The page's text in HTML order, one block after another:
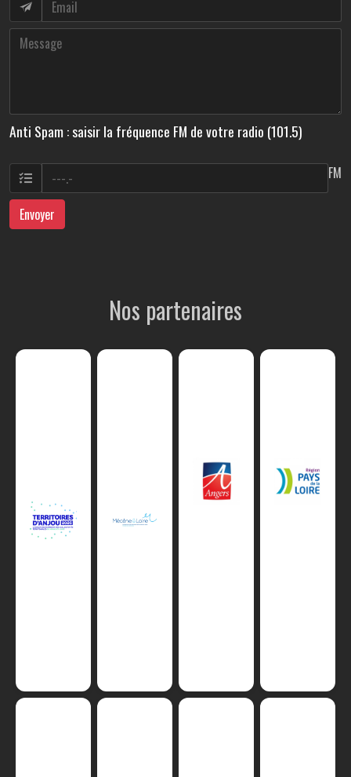
Anti Spam : saisir la fréquence FM de votre radio (101.5)
FM
Envoyer
Nos partenaires